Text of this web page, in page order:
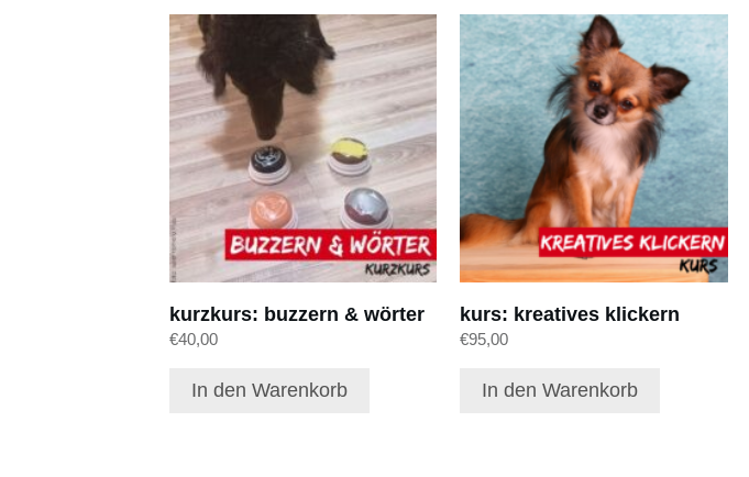
kurzkurs: buzzern & wörter
€40,00
In den Warenkorb
kurs: kreatives klickern
€95,00
In den Warenkorb